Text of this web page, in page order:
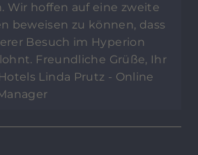
Wir hoffen auf eine zweite
beweisen zu können, dass
Besuch im Hyperion
Freundliche Grüße, Ihr
Linda Prutz - Online